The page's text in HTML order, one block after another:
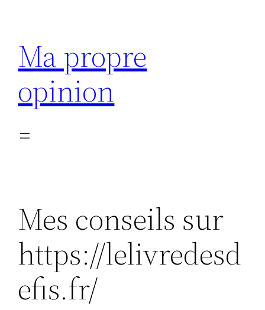
contenu
Ma propre
opinion
Mes conseils sur
https://lelivredesd
efis.fr/